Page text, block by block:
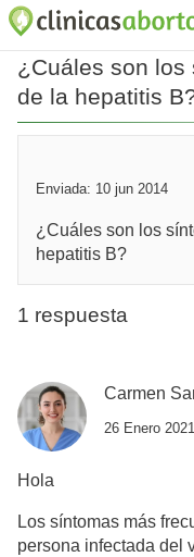
¿Cuáles son los
de la hepatitis
Enviada: 10 jun 2014
¿Cuáles son los
hepatitis B?
1 respuesta
Carmen
26 Enero 2021
Hola
Los síntomas más
persona infectada del